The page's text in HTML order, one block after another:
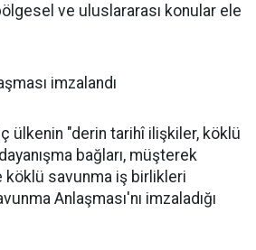
ve uluslararası konular ele
imzalandı
ülkenin "derin tarihî ilişkiler, köklü
bağları, müşterek
köklü savunma iş birlikleri
Anlaşması'nı imzaladığı